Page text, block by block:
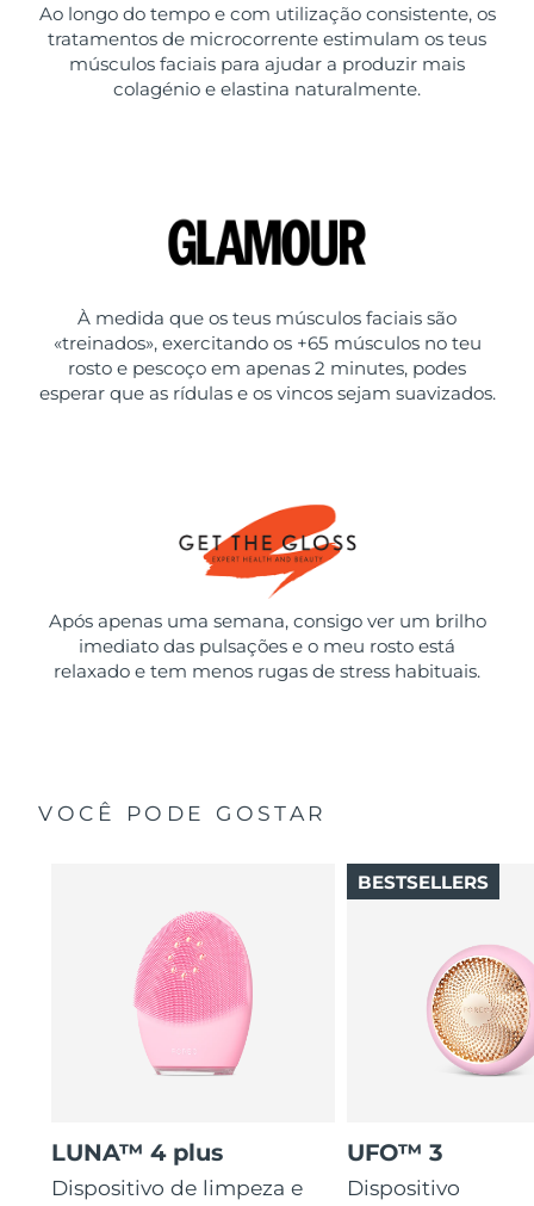
Ao longo do tempo e com utilização consistente, os
tratamentos de microcorrente estimulam os teus
músculos faciais para ajudar a produzir mais
colagénio e elastina naturalmente.
À medida que os teus músculos faciais são
«treinados», exercitando os +65 músculos no teu
rosto e pescoço em apenas 2 minutes, podes
esperar que as rídulas e os vincos sejam suavizados.
Após apenas uma semana, consigo ver um brilho
imediato das pulsações e o meu rosto está
relaxado e tem menos rugas de stress habituais.
VOCÊ PODE GOSTAR
LUNA™ 4 plus
Dispositivo de limpeza e
UFO™ 3
Dispositivo
BESTSELLERS